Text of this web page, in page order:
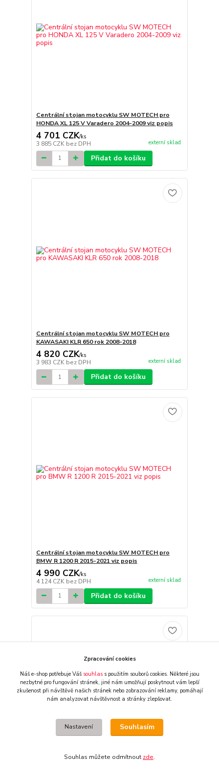
Centrální stojan motocyklu SW MOTECH pro
HONDA XL 125 V Varadero 2004-2009 viz popis
4 701 CZK/ks
3 885 CZK bez DPH externí sklad
Přidat do košíku
Centrální stojan motocyklu SW MOTECH pro
KAWASAKI KLR 650 rok 2008-2018
4 820 CZK/ks
3 983 CZK bez DPH externí sklad
Přidat do košíku
Centrální stojan motocyklu SW MOTECH pro
BMW R 1200 R 2015-2021 viz popis
4 990 CZK/ks
4 124 CZK bez DPH externí sklad
Přidat do košíku
Zpracování cookies
Náš e-shop potřebuje Váš souhlass použitím souborů cookies. Některé jsou
nezbytné pro fungování stránek, jiné nám umožňují poskytnout vám lepší
zkušenost při návštěvě našich stránek nebo zobrazování reklamy, pomáhají
nám analyzovat návštěvnost a stránky zlepšovat.
Nastavení Souhlasím
Souhlas můžete odmítnout zde.